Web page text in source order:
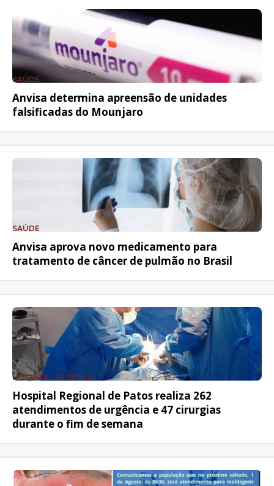
SAÚDE
Anvisa determina apreensão de unidades
falsificadas do Mounjaro
SAÚDE
Anvisa aprova novo medicamento para
tratamento de câncer de pulmão no Brasil
HOSPITAL REGIONAL
Hospital Regional de Patos realiza 262
atendimentos de urgência e 47 cirurgias
durante o fim de semana